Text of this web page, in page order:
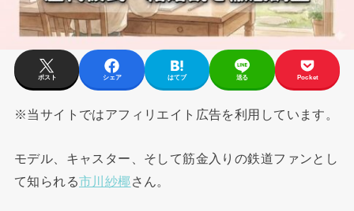
ポスト シェア はてブ 送る Pocket
※当サイトではアフィリエイト広告を利用しています。
モデル、キャスター、そして筋金入りの鉄道ファンとし
て知られる市川紗椰さん。